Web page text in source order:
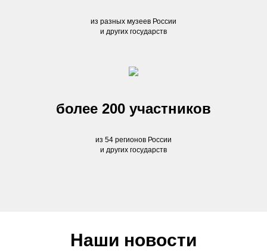
из разных музеев России
и других государств
более 200 участников
из 54 регионов России
и других государств
Наши новости